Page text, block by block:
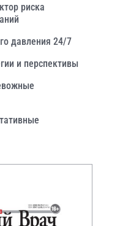
риска
давления 24/7
и перспективы